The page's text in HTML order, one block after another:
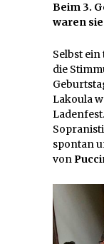
Beim 3.
waren
Selbst
die
Lakoula
spontan
von